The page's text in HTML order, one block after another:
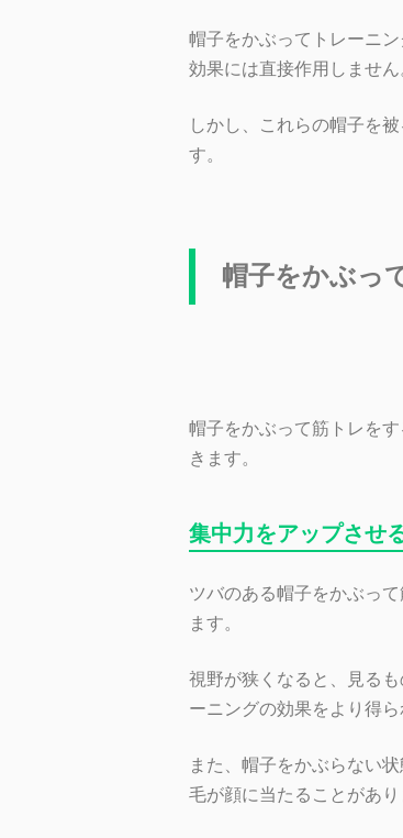
帽子をかぶってトレーニ
効果には直接作用しません
しかし、これらの帽子を
す。
帽子をかぶっ
帽子をかぶって筋トレを
きます。
集中力をアップさせ
ツバのある帽子をかぶっ
ます。
視野が狭くなると、見る
ーニングの効果をより得
また、帽子をかぶらない
毛が顔に当たることがあり